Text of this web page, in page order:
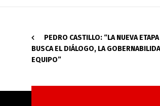
PEDRO CASTILLO: “LA NUEVA
BUSCA EL DIÁLOGO, LA
EQUIPO”